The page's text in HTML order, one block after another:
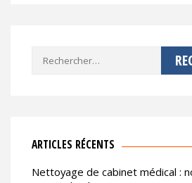
Rechercher :
ARTICLES RÉCENTS
Nettoyage de cabinet médical :